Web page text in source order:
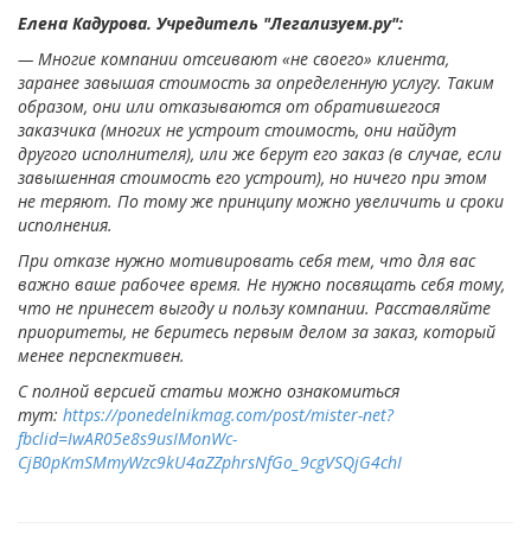
Елена Кадурова. Учредитель "Легализуем.ру":
— Многие компании отсеивают «не своего» клиента,
заранее завышая стоимость за определенную услугу. Таким
образом, они или отказываются от обратившегося
заказчика (многих не устроит стоимость, они найдут
другого исполнителя), или же берут его заказ (в случае, если
завышенная стоимость его устроит), но ничего при этом
не теряют. По тому же принципу можно увеличить и сроки
исполнения.
При отказе нужно мотивировать себя тем, что для вас
важно ваше рабочее время. Не нужно посвящать себя тому,
что не принесет выгоду и пользу компании. Расставляйте
приоритеты, не беритесь первым делом за заказ, который
менее перспективен.
С полной версией статьи можно ознакомиться
тут: https://ponedelnikmag.com/post/mister-net?
fbclid=IwAR05e8s9usIMonWc-
CjB0pKmSMmyWzc9kU4aZZphrsNfGo_9cgVSQjG4chI